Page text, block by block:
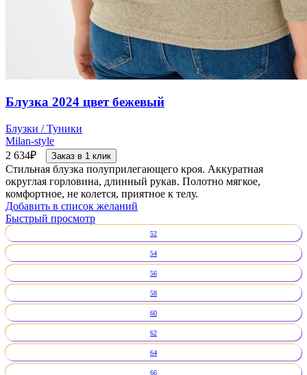
Блузка 2024 цвет бежевый
Блузки / Туники
Milan-style
2 634₽ Заказ в 1 клик
Стильная блузка полуприлегающего кроя. Аккуратная
округлая горловина, длинный рукав. Полотно мягкое,
комфортное, не колется, приятное к телу.
Добавить в список желаний
Быстрый просмотр
52
54
56
58
60
62
64
66